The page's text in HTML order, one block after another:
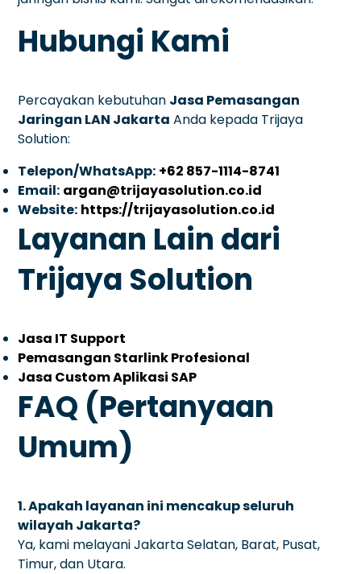
Hubungi Kami
Percayakan kebutuhan Jasa Pemasangan
Jaringan LAN Jakarta Anda kepada Trijaya
Solution:
Telepon/WhatsApp: +62 857-1114-8741
Email: argan@trijayasolution.co.id
Website: https://trijayasolution.co.id
Layanan Lain dari
Trijaya Solution
Jasa IT Support
Pemasangan Starlink Profesional
Jasa Custom Aplikasi SAP
FAQ (Pertanyaan
Umum)
1. Apakah layanan ini mencakup seluruh
wilayah Jakarta?
Ya, kami melayani Jakarta Selatan, Barat, Pusat,
Timur, dan Utara.